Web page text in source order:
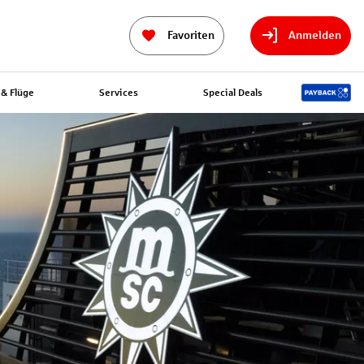
Favoriten Anmelden
Flüge Services Special Deals